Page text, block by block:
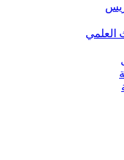
العلمي